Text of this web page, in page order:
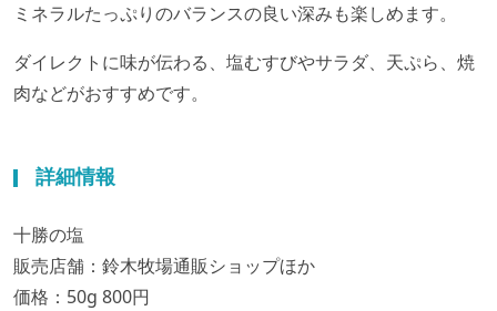
ミネラルたっぷりのバランスの良い深みも楽しめます。
ダイレクトに味が伝わる、塩むすびやサラダ、天ぷら、焼
肉などがおすすめです。
詳細情報
十勝の塩
販売店舗：鈴木牧場通販ショップほか
価格：50g 800円